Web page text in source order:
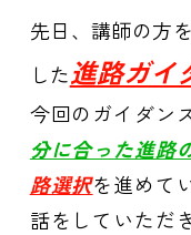
先日、講師の方
した進路ガイ
今回のガイダン
分に合った進路
路選択を進めて
話をしていただ